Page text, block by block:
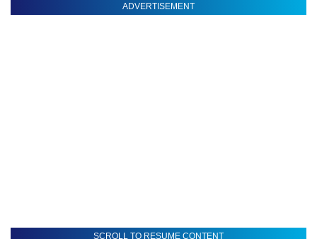
ADVERTISEMENT
SCROLL TO RESUME CONTENT